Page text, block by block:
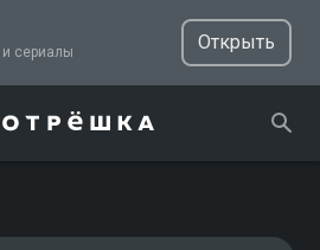
ТВ, фильмы и сериалы
Открыть